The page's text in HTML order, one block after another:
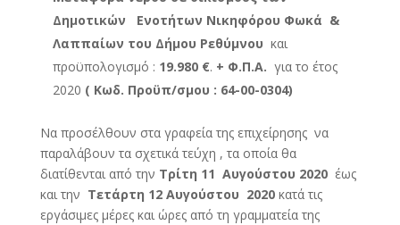
Δημοτικών Ενοτήτων Νικηφόρου Φωκά &
Λαππαίων του Δήμου Ρεθύμνου και
προϋπολογισμό : 19.980 €. + Φ.Π.Α. για το έτος
2020 ( Κωδ. Προϋπ/σμου : 64-00-0304)
Να προσέλθουν στα γραφεία της επιχείρησης να
παραλάβουν τα σχετικά τεύχη , τα οποία θα
διατίθενται από την Τρίτη 11 Αυγούστου 2020 έως
και την Τετάρτη 12 Αυγούστου 2020κατά τις
εργάσιμες μέρες και ώρες από τη γραμματεία της